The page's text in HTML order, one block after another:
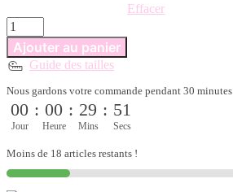
Effacer
quantité
de
Maillot
de
licorne
ensemble
bikini
jeune
fille
Ajouter au panier
Guide des tailles
Nous gardons votre commande pendant 30 minutes
00
Jour
: 00
Heure
: 29
Mins
: 50
Secs
Moins de 18 articles restants !